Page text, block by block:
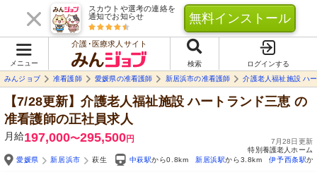
スカウトや選考の連絡を
通知でお知らせ
無料インストール
メニュー
介護･医療求人サイト
検索
ログインする
みんジョブ
准看護師 愛媛県の准看護師 新居浜市の准看護師 介護老人福祉施設 ハ
【7/28更新】介護老人福祉施設 ハートランド三恵 の
准看護師の正社員求人
月給197,000〜295,500円
7月28日更新
特別養護老人ホーム
愛媛県
新居浜市 萩生 中萩駅から0.8km 新居浜駅から3.8km 伊予西条駅か